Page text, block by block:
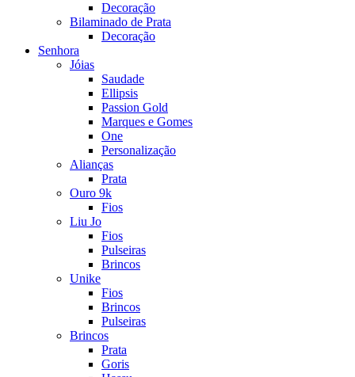
Decoração
Bilaminado de Prata
Decoração
Senhora
Jóias
Saudade
Ellipsis
Passion Gold
Marques e Gomes
One
Personalização
Alianças
Prata
Ouro 9k
Fios
Liu Jo
Fios
Pulseiras
Brincos
Unike
Fios
Brincos
Pulseiras
Brincos
Prata
Goris